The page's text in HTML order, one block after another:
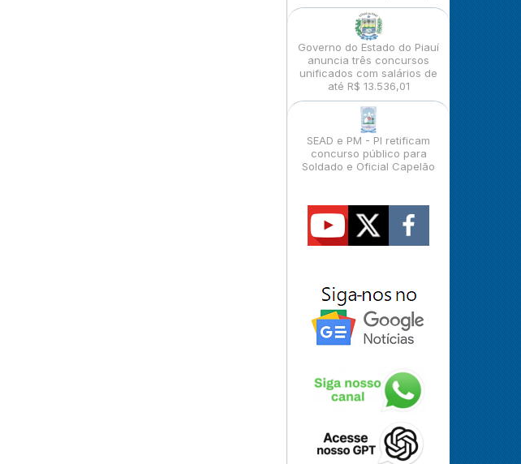
Governo do Estado do Piauí
anuncia três concursos
unificados com salários de
até R$ 13.536,01
SEAD e PM - PI retificam
concurso público para
Soldado e Oficial Capelão